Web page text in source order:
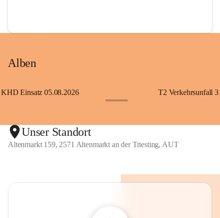
Alben
KHD Einsatz 05.08.2026 T2 Verkehrsunfall
Unser Standort
Altenmarkt 159, 2571 Altenmarkt an der Triesting, AUT